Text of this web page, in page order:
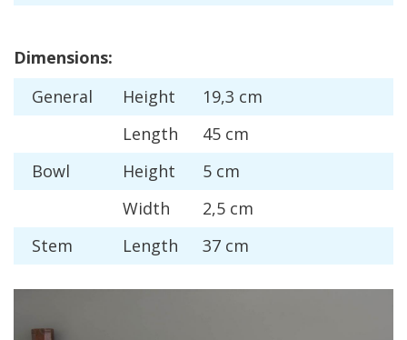
Dimensions:
General
Height 19,3 cm
Length
45 cm
Bowl
Height 5 cm
Width
2,5 cm
Stem
Length 37 cm